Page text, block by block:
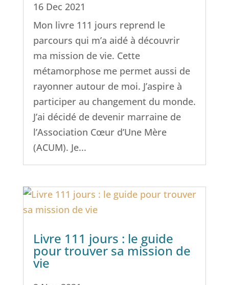
16 Dec 2021
Mon livre 111 jours reprend le
parcours qui m’a aidé à découvrir
ma mission de vie. Cette
métamorphose me permet aussi de
rayonner autour de moi. J’aspire à
participer au changement du monde.
J’ai décidé de devenir marraine de
l’Association Cœur d’Une Mère
(ACUM). Je...
Livre 111 jours : le guide
pour trouver sa mission de
vie